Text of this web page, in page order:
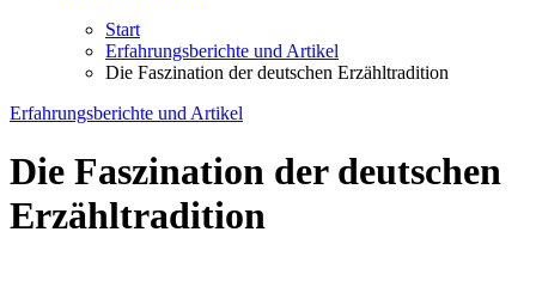
Start
Erfahrungsberichte und Artikel
Die Faszination der deutschen Erzähltradition
Erfahrungsberichte und Artikel
Die Faszination der deutschen
Erzähltradition